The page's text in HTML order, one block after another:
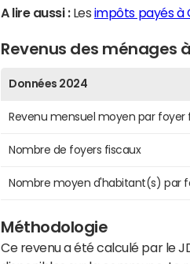
A lire aussi :Les impôts payés à
Revenus des ménages
Données 2024
Revenu mensuel moyen par foyer
Nombre de foyers fiscaux
Nombre moyen d'habitant(s) par
Méthodologie
Ce revenu a été calculé par le